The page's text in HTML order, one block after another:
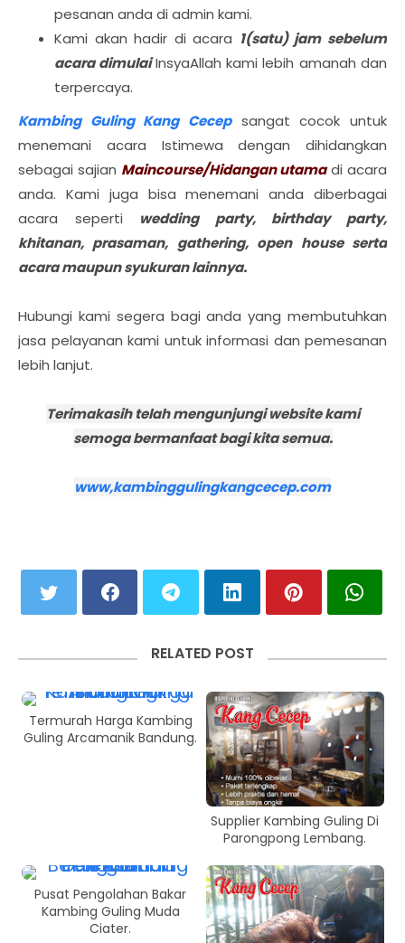
pesanan anda di admin kami.
Kami akan hadir di acara 1(satu) jam sebelum
acara dimulaiInsyaAllah kami lebih amanah dan
terpercaya.
Kambing Guling Kang Cecepsangat cocok untuk
menemani acara Istimewa dengan dihidangkan
sebagai sajian Maincourse/Hidangan utamadi acara
anda. Kami juga bisa menemani anda diberbagai
acara seperti wedding party, birthday party,
khitanan, prasaman, gathering, open house serta
acara maupun syukuran lainnya.
Hubungi kami segera bagi anda yang membutuhkan
jasa pelayanan kami untuk informasi dan pemesanan
lebih lanjut.
Terimakasih telah mengunjungi website kami
semoga bermanfaat bagi kita semua.
www,kambinggulingkangcecep.com
RELATED POST
Termurah Harga Kambing
Guling Arcamanik Bandung.
Supplier Kambing Guling Di
Parongpong Lembang.
Pusat Pengolahan Bakar
Kambing Guling Muda
Ciater.